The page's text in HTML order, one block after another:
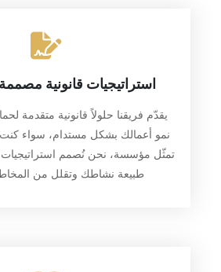
استراتيجيات قانونية
يقدّم فريقنا حلولاً قانونية متقدمة
نمو أعمالك بشكل مستدام، سواء كنت
تمثّل مؤسسة، نحن نُصمم استراتيجيات
طبيعة نشاطك وتقلل من